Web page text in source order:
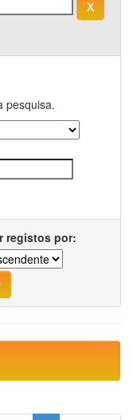
pesquisa.
registos por: